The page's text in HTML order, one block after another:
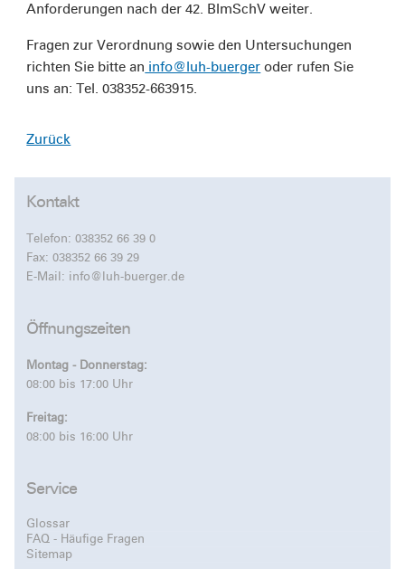
Anforderungen nach der 42. BImSchV weiter.
Fragen zur Verordnung sowie den Untersuchungen
richten Sie bitte an info@luh-buerger oder rufen Sie
uns an: Tel. 038352-663915.
Zurück
Kontakt
Telefon:038352 66 39 0
Fax: 038352 66 39 29
E-Mail: info@luh-buerger.de
Öffnungszeiten
Montag - Donnerstag:
08:00 bis 17:00 Uhr
Freitag:
08:00 bis 16:00 Uhr
Service
Glossar
FAQ - Häufige Fragen
Sitemap